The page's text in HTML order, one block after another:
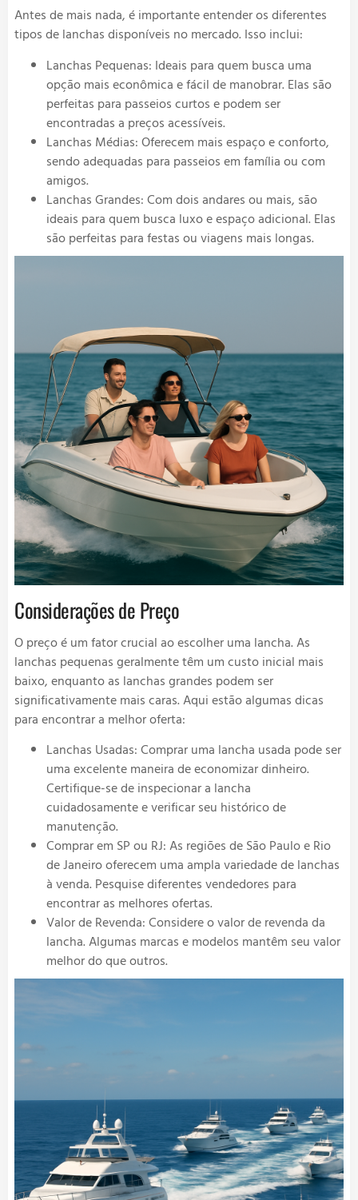
Antes de mais nada, é importante entender os diferentes
tipos de lanchas disponíveis no mercado. Isso inclui:
Lanchas Pequenas: Ideais para quem busca uma
opção mais econômica e fácil de manobrar. Elas são
perfeitas para passeios curtos e podem ser
encontradas a preços acessíveis.
Lanchas Médias: Oferecem mais espaço e conforto,
sendo adequadas para passeios em família ou com
amigos.
Lanchas Grandes: Com dois andares ou mais, são
ideais para quem busca luxo e espaço adicional. Elas
são perfeitas para festas ou viagens mais longas.
Considerações de Preço
O preço é um fator crucial ao escolher uma lancha. As
lanchas pequenas geralmente têm um custo inicial mais
baixo, enquanto as lanchas grandes podem ser
significativamente mais caras. Aqui estão algumas dicas
para encontrar a melhor oferta:
Lanchas Usadas: Comprar uma lancha usada pode ser
uma excelente maneira de economizar dinheiro.
Certifique-se de inspecionar a lancha
cuidadosamente e verificar seu histórico de
manutenção.
Comprar em SP ou RJ: As regiões de São Paulo e Rio
de Janeiro oferecem uma ampla variedade de lanchas
à venda. Pesquise diferentes vendedores para
encontrar as melhores ofertas.
Valor de Revenda: Considere o valor de revenda da
lancha. Algumas marcas e modelos mantêm seu valor
melhor do que outros.